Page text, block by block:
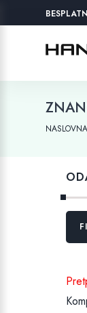
NASLOVNA
Min
Maks